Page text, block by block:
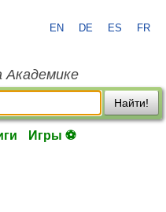
EN DE ES FR
Академике
Найти!
Игры ⚽